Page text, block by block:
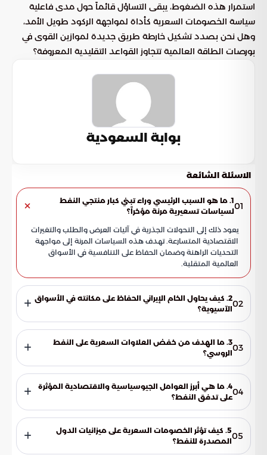
استمرار هذه الضغوط، يبقى التساؤل قائماً حول مدى فاعلية
سياسة الخصومات السعرية كأداة لمواجهة الركود طويل الأمد،
وهل نحن بصدد تشكيل خارطة طريق جديدة لموازين القوى في
بورصات الطاقة العالمية تتجاوز القواعد التقليدية المعروفة؟
بوابة السعودية
الاسئلة الشائعة
01 1. ما هو السبب الرئيسي وراء تبني كبار منتجي النفط
لسياسات تسعيرية مرنة مؤخراً؟
يعود ذلك إلى التحولات الجذرية في آليات العرض والطلب والتغيرات
الاقتصادية المتسارعة. تهدف هذه السياسات المرنة إلى مواجهة
التحديات الراهنة وضمان الحفاظ على التنافسية في الأسواق
العالمية المتقلبة.
02 2. كيف يحاول الخام الإيراني الحفاظ على مكانته في الأسواق
الآسيوية؟
يسعى الخام الإيراني للحفاظ على تنافسيته من خلال تقديم
خصومات سعرية تعتبر هي الأعلى منذ الربع الثاني من العام الجاري.
وتستهدف هذه الخصومات بشكل أساسي جذب المصافي
المستقلة في الصين لضمان استمرار تدفق الشحنات.
03 3. ما الهدف من خفض العلاوات السعرية على النفط
الروسي؟
يهدف الموردون من خفض العلاوات السعرية إلى تعزيز جاذبية
النفط الروسي لدى المصافي الصينية. ويأتي هذا الإجراء كخطوة
دفاعية لمواجهة تباطؤ معدلات الاستهلاك في الصين وضمان04 4. ما هي أبرز العوامل الجيوسياسية والاقتصادية المؤثرة
على تدفق النفط؟
تتمثل هذه العوامل في تقديم الحوافز السعرية مثل خصومات
الخام الإيراني، وتعديل تموضع النفط الروسي عبر تقليص هوامش
ربح الوسطاء. بالإضافة إلى ذلك، يلعب تذبذب الطلب الصيني دوراً05 5. كيف تؤثر الخصومات السعرية على ميزانيات الدول
المصدرة للنفط؟